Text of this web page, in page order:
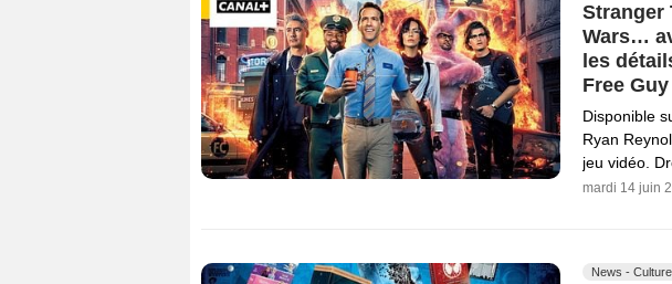
Stranger
Wars…
les
Free
Disponible
Ryan
jeu vidéo.
mardi 14 juin
News -